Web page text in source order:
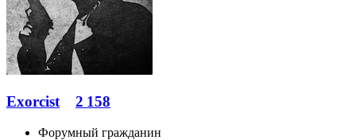
Exorcist 2 158
Форумный гражданин